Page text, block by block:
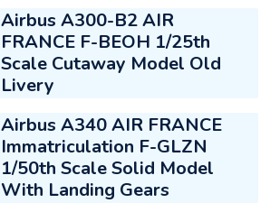
Airbus A300-B2 AIR
FRANCE F-BEOH 1/25th
Scale Cutaway Model Old
Livery
Airbus A340 AIR FRANCE
Immatriculation F-GLZN
1/50th Scale Solid Model
With Landing Gears